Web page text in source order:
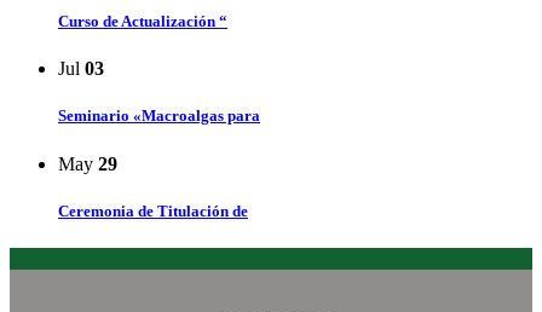
Curso de Actualización “
Jul 03
Seminario «Macroalgas para
May 29
Ceremonia de Titulación de